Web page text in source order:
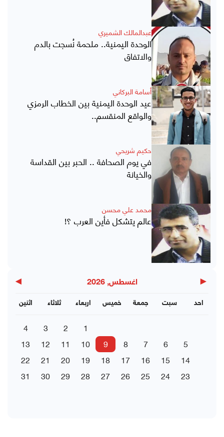
عبدالمالك الشميري
الوحدة اليمنية.. ملحمة نُسجت بالدم
والاتفاق
أسامة البركاني
عيد الوحدة اليمنية بين الخطاب الرمزي
والواقع المنقسم..
حكيم شريحي
في يوم الصحافة .. الحبر بين القداسة
والخيانة
محمد علي محسن
عالم يتشكل فأين العرب ؟!
◀ اغسطس, 2026 ▶
اثنين ثلاثاء اربعاء خميس جمعة سبت احد
1
2
3
4
5
6
7
8
9
10
11
12
13
14
15
16
17
18
19
20
21
22
23
24
25
26
27
28
29
30
31